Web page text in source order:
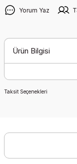
Yorum Yaz
Ürün Bilgisi
Taksit Seçenekleri